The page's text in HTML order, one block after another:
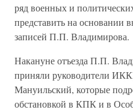
ряд военных и
представить на основании
записей П.П. Владимирова.
Накануне отъезда П.П.
приняли руководители
Мануильский, которые
обстановкой в КПК и в